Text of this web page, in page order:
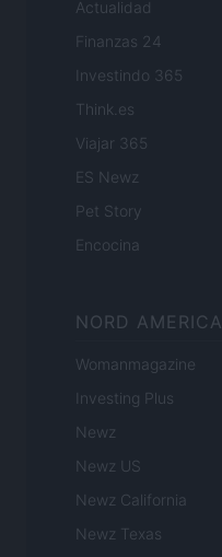
Actualidad
Finanzas 24
Investindo 365
Think.es
Viajar 365
ES Newz
Pet Story
Encocina
NORD AMERICA
Womanmagazine
Investing Plus
Newz
Newz US
Newz California
Newz Texas